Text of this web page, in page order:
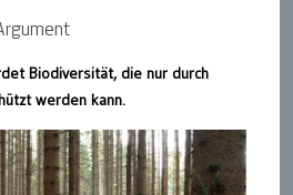
Biodiversität, die nur durch
werden kann.